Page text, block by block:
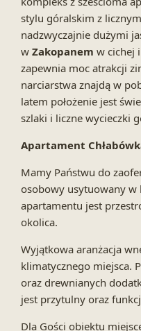
stylu góralskim z
nadzwyczajnie dużymi
wZakopanemw cichej
zapewnia moc atrakcji
narciarstwa znajdą w
latem położenie jest
szlaki i liczne wycieczki
Apartament
Mamy Państwu do
osobowy usytuowany w
apartamentu jest
okolica.
Wyjątkowa aranżacja
klimatycznego miejsca.
oraz drewnianych
jest przytulny oraz
Dla Gości obiektu